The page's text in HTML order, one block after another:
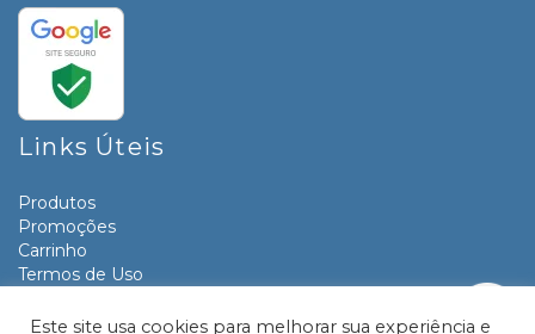
Links Úteis
Produtos
Promoções
Carrinho
Termos de Uso
Contato
Este site usa cookies para melhorar sua experiência e